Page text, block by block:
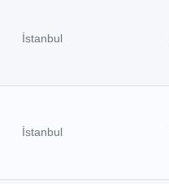
İstanbul
İstanbul